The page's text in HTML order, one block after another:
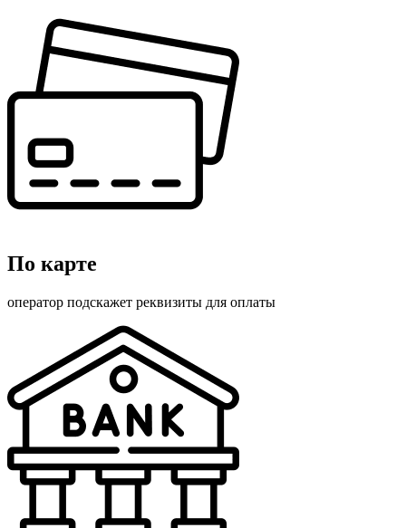
По карте
оператор подскажет реквизиты для оплаты